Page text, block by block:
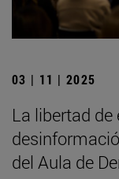
03 | 11 | 2025
La libertad de
del Aula de